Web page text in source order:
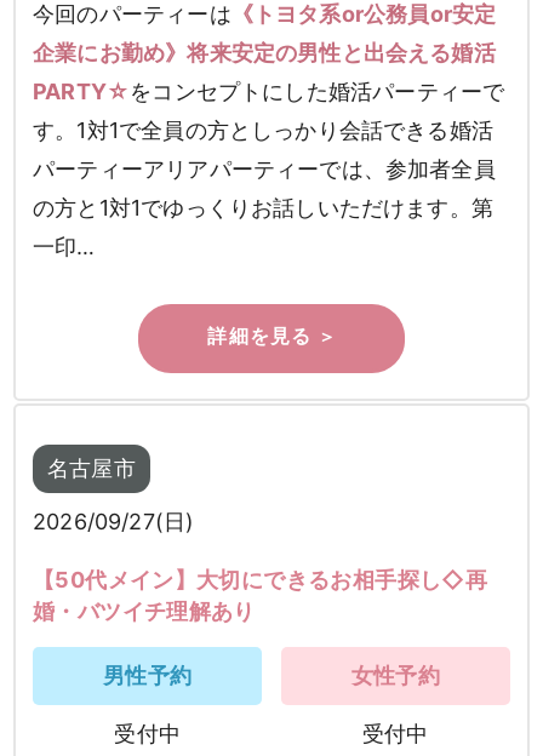
今回のパーティーは 《トヨタ系or公務員or安定
企業にお勤め》将来安定の男性と出会える婚活
PARTY☆をコンセプトにした婚活パーティーで
す。1対1で全員の方としっかり会話できる婚活
パーティーアリアパーティーでは、参加者全員
の方と1対1でゆっくりお話しいただけます。第
一印…
名古屋市
2026/09/27(日)
【50代メイン】大切にできるお相手探し◇再
婚・バツイチ理解あり
男性予約
受付中
女性予約
受付中